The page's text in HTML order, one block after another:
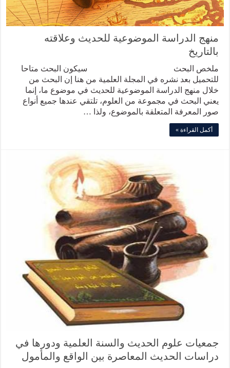
منهج الدراسة الموضوعية للحديث وعلاقته
بالتاريخ
ملخص البحث سيكون البحث متاحا
للتحميل بعد نشره في المجلة العلمية من هنا إن البحث من
خلال منهج الدراسة الموضوعية للحديث في موضوع ما، إنما
يعني البحث في مجموعة من العلوم، تلتقي عندها جميع أنواع
صور المعرفة المتعلقة بالموضوع، ولذا …
أكمل القراءة »
جمعيات علوم الحديث والسنة العلمية ودورها في
دراسات الحديث المعاصرة بين الواقع والمأمول